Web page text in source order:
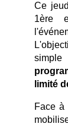
Ce
1ère
limité
Face à